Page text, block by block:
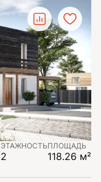
ЭТАЖНОСТЬ
2
ПЛОЩАДЬ
118.26 м²